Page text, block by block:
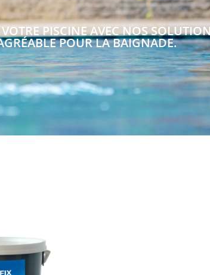
PISCINE AVEC NOS
POUR LA BAIGNADE.